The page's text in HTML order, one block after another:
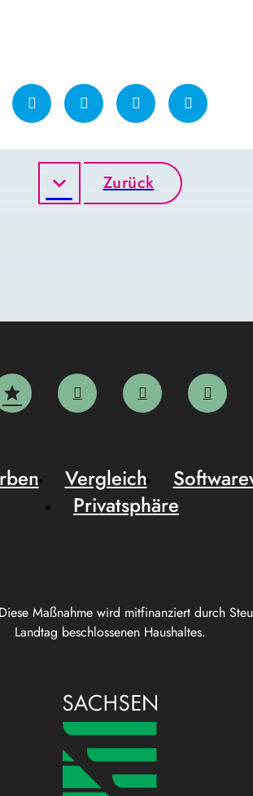
Zurück
Maßnahme wird mitfinanziert durch
Landtag beschlossenen Haushaltes.
Vergleich
Privatsphäre